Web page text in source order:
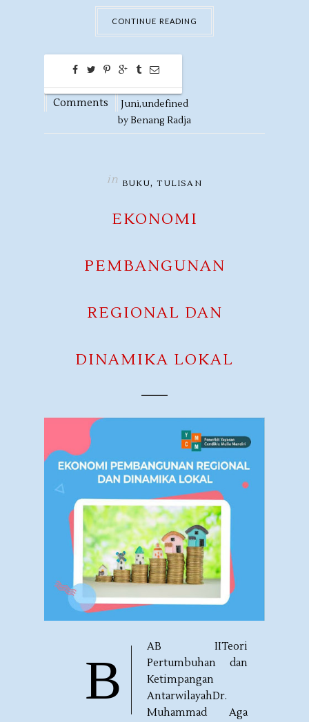
CONTINUE READING
0
Comments
30
Juni,undefined
byBenang Radja
in BUKU,TULISAN
EKONOMI
PEMBANGUNAN
REGIONAL DAN
DINAMIKA LOKAL
B
AB IITeori
Pertumbuhan dan
Ketimpangan
AntarwilayahDr.
Muhammad Aga